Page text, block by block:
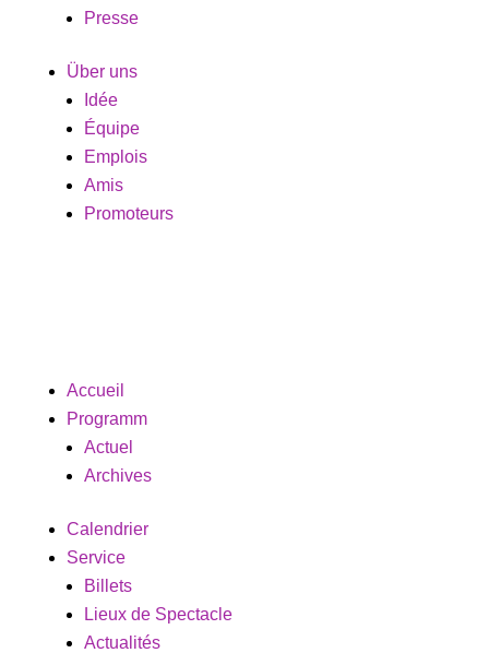
Presse
Über uns
Idée
Équipe
Emplois
Amis
Promoteurs
Accueil
Programm
Actuel
Archives
Calendrier
Service
Billets
Lieux de Spectacle
Actualités